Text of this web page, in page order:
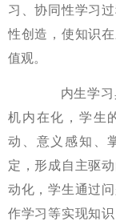
习、协同性学习
性创造，使知识
值观。
内生学习
机内在化，学生
动、意义感知、
定，形成自主驱
动化，学生通过
作学习等实现知